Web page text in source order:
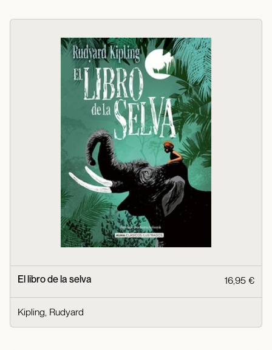
El libro de la selva 16,95 €
Kipling, Rudyard